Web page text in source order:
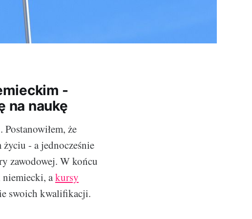
-
na naukę
że
- a jednocześnie
zawodowej. W końcu
niemiecki, akursy
swoich kwalifikacji.